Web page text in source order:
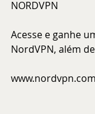
NORDVPN
Acesse e ganhe
NordVPN, além